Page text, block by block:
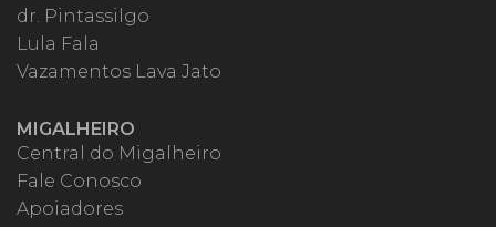
dr. Pintassilgo
Lula Fala
Vazamentos Lava Jato
MIGALHEIRO
Central do Migalheiro
Fale Conosco
Apoiadores